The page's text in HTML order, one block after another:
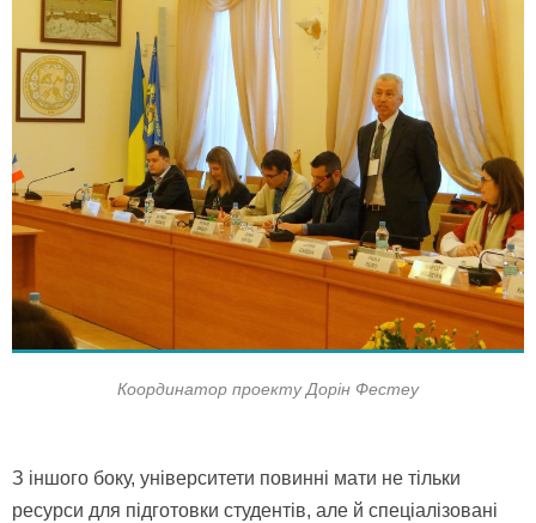
Координатор проекту Дорін Фестеу
З іншого боку, університети повинні мати не тільки
ресурси для підготовки студентів, але й спеціалізовані